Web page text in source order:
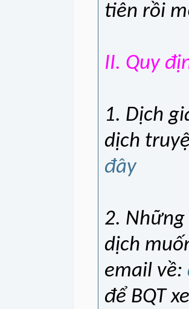
tiên rồi
II. Quy
1. Dịch
dịch
đây
2.
dịch
email về:
để BQT